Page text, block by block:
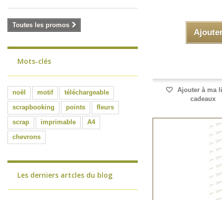
Toutes les promos
Mots-clés
noël motif
téléchargeable
scrapbooking
points
fleurs
scrap
imprimable
A4
chevrons
Les derniers artcles du blog
Ajouter à ma
cadeaux